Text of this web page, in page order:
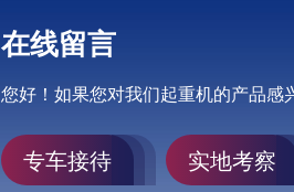
在线留言
您好！如果您对我们起重机的产品
专车接待 实地考察